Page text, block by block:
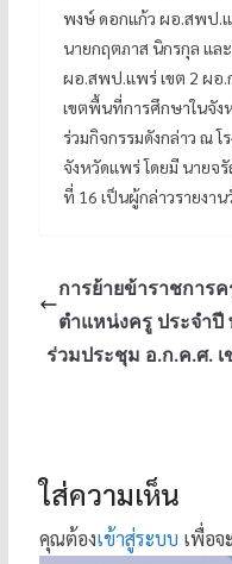
พงษ์ ดอกแก้ว ผอ.สพป.แ
นายกฤตภาส นิกรกุล แล
ผอ.สพป.แพร่ เขต 2 ผอ
เขตพื้นที่การศึกษาในจัง
ร่วมกิจกรรมดังกล่าว ณ
จังหวัดแพร่ โดยมี นายจ
ที่ 16 เป็นผู้กล่าวรายงา
การย้ายข้าราชการ
ตำแหน่งครู ประจำปี
ร่วมประชุม อ.ก.ค.ศ.
ใส่ความเห็น
คุณต้องเข้าสู่ระบบ เพื่อ